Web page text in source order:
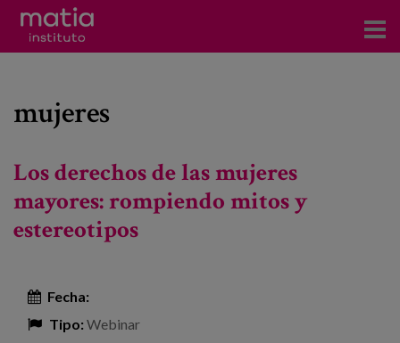
Investigación
Consultoría
mujeres
Los derechos de las mujeres
mayores: rompiendo mitos y
estereotipos
Fecha:
Tipo:Webinar